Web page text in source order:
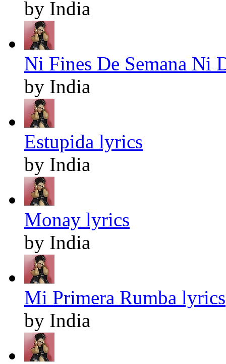
by India
Ni Fines De Semana Ni
by India
Estupida lyrics
by India
Monay lyrics
by India
Mi Primera Rumba lyrics
by India